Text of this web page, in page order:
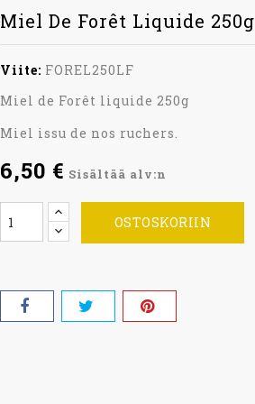
Miel De Forêt Liquide 250g
Viite: FOREL250LF
Miel de Forêt liquide 250g
Miel issu de nos ruchers.
6,50 € Sisältää alv:n
OSTOSKORIIN